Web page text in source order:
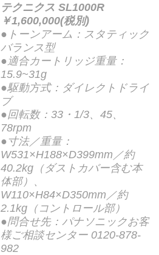
テクニクス SL1000R
￥1,600,000(税別)
●トーンアーム：スタティック
バランス型
●適合カートリッジ重量：
15.9~31g
●駆動方式：ダイレクトドライ
ブ
●回転数：33・1/3、45、
78rpm
●寸法／重量：
W531×H188×D399mm／約
40.2kg（ダストカバー含む本
体部）、
W110×H84×D350mm／約
2.1kg（コントロール部）
●問合せ先：パナソニックお客
様ご相談センター 0120-878-
982